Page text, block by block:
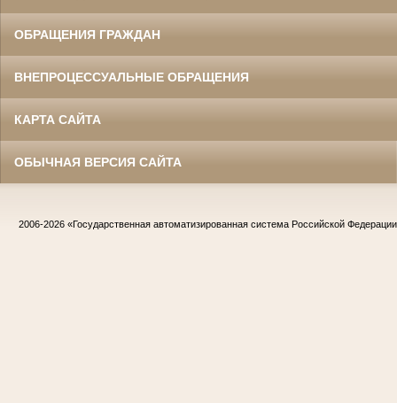
ОБРАЩЕНИЯ ГРАЖДАН
ВНЕПРОЦЕССУАЛЬНЫЕ ОБРАЩЕНИЯ
КАРТА САЙТА
ОБЫЧНАЯ ВЕРСИЯ САЙТА
2006-2026 «Государственная автоматизированная система Российской